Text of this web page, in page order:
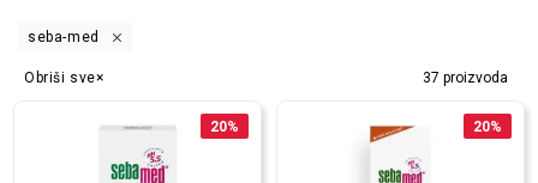
seba-med
37 proizvoda
Obriši sve
20% 20%